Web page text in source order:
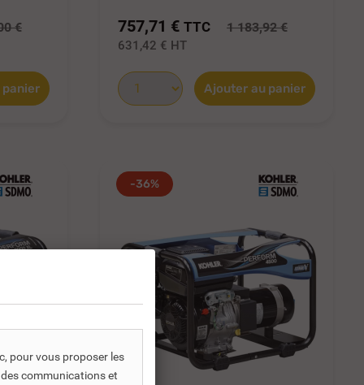
€ 757,71 € TTC 1 183,92 €
631,42 € HT
Ajouter au panier
-36%
pour vous proposer les
communications et